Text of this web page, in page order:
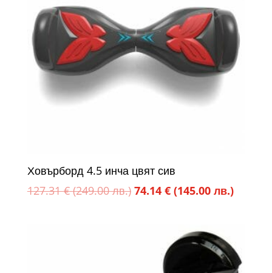
Ховърборд 4.5 инча цвят сив
127.31€ (249.00 лв.) Original
127.31 €
(249.00
74.14 € (145.00 лв.)
74.14 €
(145.00